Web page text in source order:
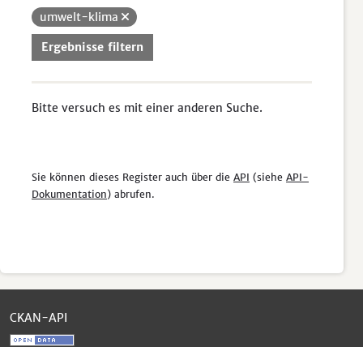
umwelt-klima
Ergebnisse filtern
Bitte versuch es mit einer anderen Suche.
Sie können dieses Register auch über die API (siehe API-
Dokumentation) abrufen.
CKAN-API